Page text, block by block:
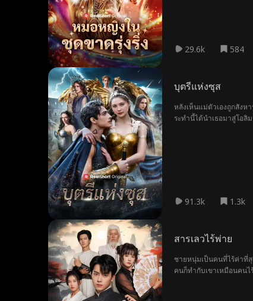
29.6k 584
บุตรีแห่งซุส
หลังเห็นแม่ตัวเองถูกสังห
ระทำนี้ได้นำเธอมาสู่โอลิ
91.3k 1.3k
สารเลวไร้พ่าย
ชายหนุ่มเป็นคนที่ไร้ค่าที่
คนก็ทำกับเขาเหมือนคนไ